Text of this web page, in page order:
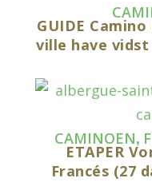
GUIDE
ville have
CAMINOEN,
ETAPER
Francés (27